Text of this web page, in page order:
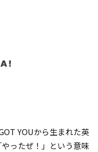
YOUから生まれた英
ったぜ！」という意味